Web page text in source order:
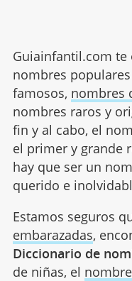
Guiainfantil.com te
nombres
famosos, nombres
nombres raros y
fin y al cabo, el
el primer y grande
hay que ser un
querido e
Estamos seguros
embarazadas,
Diccionario de
de niñas, el